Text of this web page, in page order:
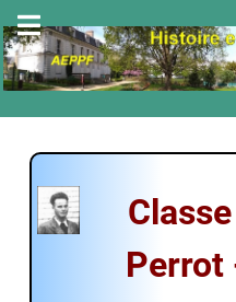
Classe
Perrot